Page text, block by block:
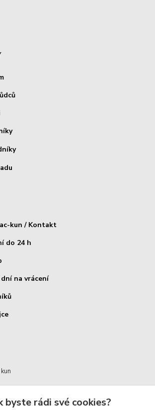
kun / Kontakt
do 24 h
na vrácení
007 997
byste rádi své cookies?